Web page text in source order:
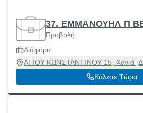
37. ΕΜΜΑΝΟΥΗΛ Π
Προβολή
Διάφορα
ΑΓΙΟΥ ΚΩΝΣΤΑΝΤΙΝΟΥ 15, Χανιά
Κάλεσε Τώρα